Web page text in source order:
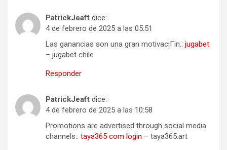
PatrickJeaft dice:
4 de febrero de 2025 a las 05:51
Las ganancias son una gran motivaciГіn.: jugabet
– jugabet chile
Responder
PatrickJeaft dice:
4 de febrero de 2025 a las 10:58
Promotions are advertised through social media
channels.: taya365 com login – taya365.art